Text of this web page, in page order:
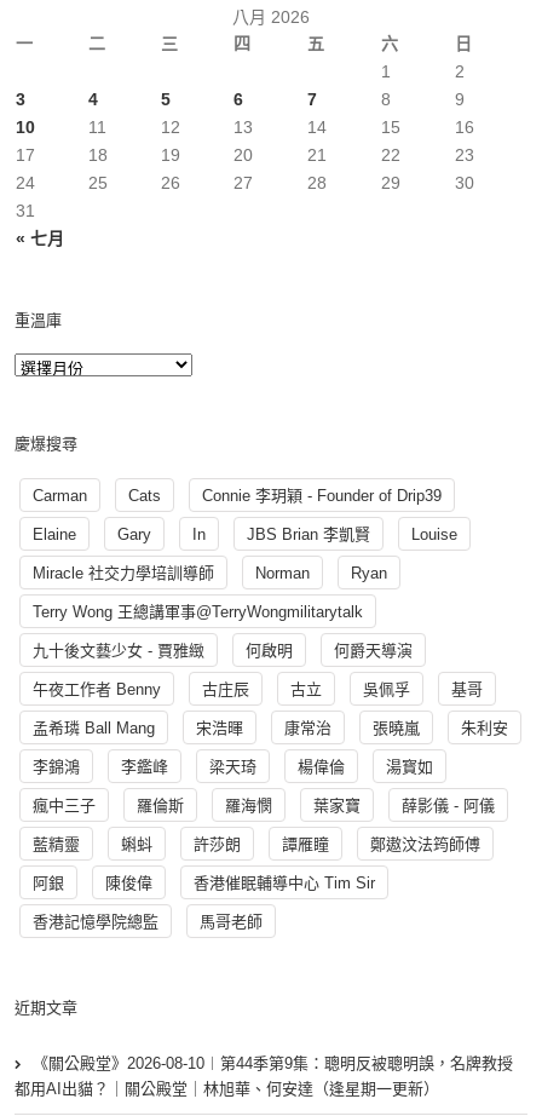
八月 2026
一
二 三 四 五 六 日
« 七月
1
2
3
4 5 6 7 8
9
10
11 12 13 14 15
16
17
18 19 20 21 22
23
24
25 26 27 28 29
30
31
重溫庫
慶爆搜尋
Carman Cats Connie 李玥穎 - Founder of Drip39
Elaine Gary In JBS Brian 李凱賢 Louise
Miracle 社交力學培訓導師 Norman Ryan
Terry Wong 王總講軍事@TerryWongmilitarytalk
九十後文藝少女 - 賈雅緻 何啟明 何爵天導演
午夜工作者 Benny 古庄辰 古立 吳佩孚 基哥
孟希璘 Ball Mang 宋浩暉 康常治 張曉嵐 朱利安
李錦鴻 李鑑峰 梁天琦 楊偉倫 湯寳如
瘋中三子 羅倫斯 羅海憫 葉家寶 薛影儀 - 阿儀
藍精靈 蝌蚪 許莎朗 譚雁瞳 鄭遨汶法筠師傅
阿銀 陳俊偉 香港催眠輔導中心 Tim Sir
香港記憶學院總監 馬哥老師
近期文章
《關公殿堂》2026-08-10︱第44季第9集：聰明反被聰明誤，名牌教授
都用AI出貓？｜關公殿堂｜林旭華、何安達（逢星期一更新）